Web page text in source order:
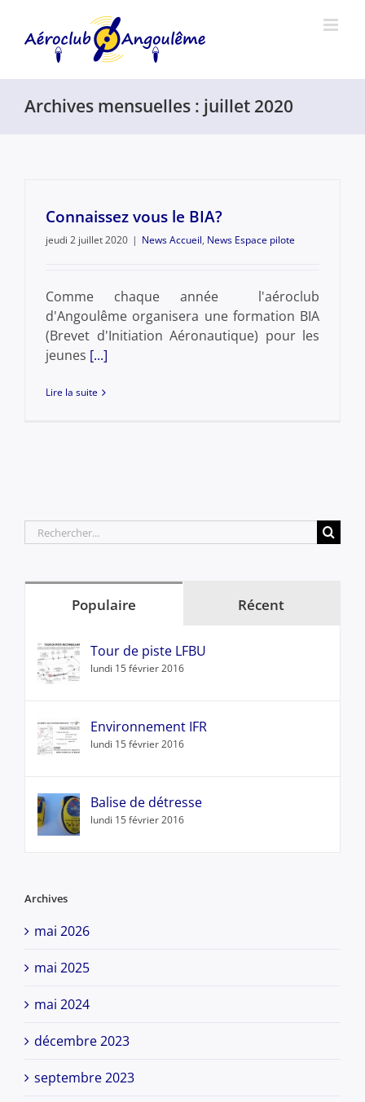
contenu
Archives mensuelles : juillet 2020
Connaissez vous le BIA?
jeudi 2 juillet 2020 | News Accueil, News Espace pilote
Comme chaque année l'aéroclub
d'Angoulême organisera une formation BIA
(Brevet d'Initiation Aéronautique) pour les
jeunes [...]
Lire la suite
Rechercher:
Populaire Récent
Tour de piste LFBU
lundi 15 février 2016
Environnement IFR
lundi 15 février 2016
Balise de détresse
lundi 15 février 2016
Archives
mai 2026
mai 2025
mai 2024
décembre 2023
septembre 2023